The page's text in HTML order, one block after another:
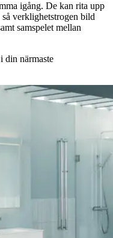
igång. De kan rita upp
verklighetstrogen bild
samspelet mellan
din närmaste